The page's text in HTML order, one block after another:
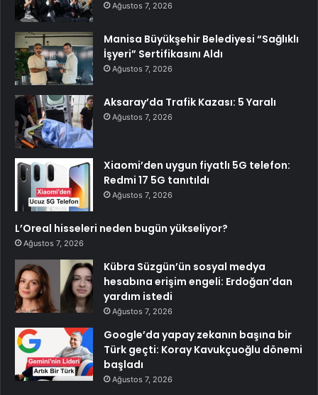
Ağustos 7, 2026
Manisa Büyükşehir Belediyesi “Sağlıklı
İşyeri” Sertifikasını Aldı
Ağustos 7, 2026
Aksaray’da Trafik Kazası: 5 Yaralı
Ağustos 7, 2026
Xiaomi’den uygun fiyatlı 5G telefon:
Redmi 17 5G tanıtıldı
Ağustos 7, 2026
L’Oreal hisseleri neden bugün yükseliyor?
Ağustos 7, 2026
Kübra Süzgün’ün sosyal medya
hesabına erişim engeli: Erdoğan’dan
yardım istedi
Ağustos 7, 2026
Google’da yapay zekanın başına bir
Türk geçti: Koray Kavukçuoğlu dönemi
başladı
Ağustos 7, 2026